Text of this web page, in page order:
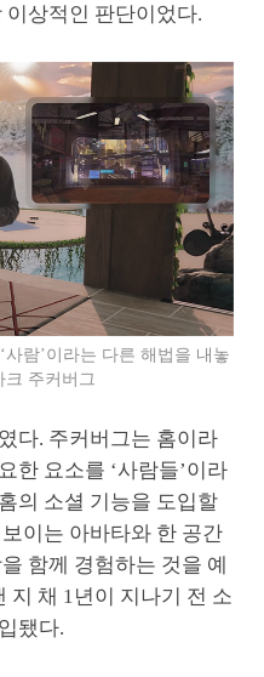
이상적인 판단이었다.
람’이라는 다른 해법을 내놓
크 주커버그
다. 주커버그는 홈이라
한 요소를 ‘사람들’이라
의 소셜 기능을 도입할
이는 아바타와 한 공간
함께 경험하는 것을 예
지 채 1년이 지나기 전 소
됐다.